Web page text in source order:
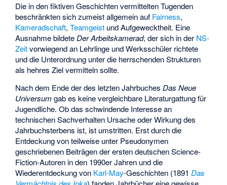
Die in den fiktiven Geschichten vermittelten Tugenden
beschränkten sich zumeist allgemein auf Fairness,
Kameradschaft,Teamgeist und Aufgewecktheit. Eine
Ausnahme bildeteDer Arbeitskamerad, der sich in der NS-
Zeitvorwiegend an Lehrlinge und Werksschüler richtete
und die Unterordnung unter die herrschenden Strukturen
als hehres Ziel vermitteln sollte.
Nach dem Ende der des letzten JahrbuchesDas Neue
Universum gab es keine vergleichbare Literaturgattung für
Jugendliche. Ob das schwindende Interesse an
technischen Sachverhalten Ursache oder Wirkung des
Jahrbuchsterbens ist, ist umstritten. Erst durch die
Entdeckung von teilweise unter Pseudonymen
geschriebenen Beiträgen der ersten deutschen Science-
Fiction-Autoren in den 1990er Jahren und die
Wiederentdeckung von Karl-May-Geschichten (1891Das